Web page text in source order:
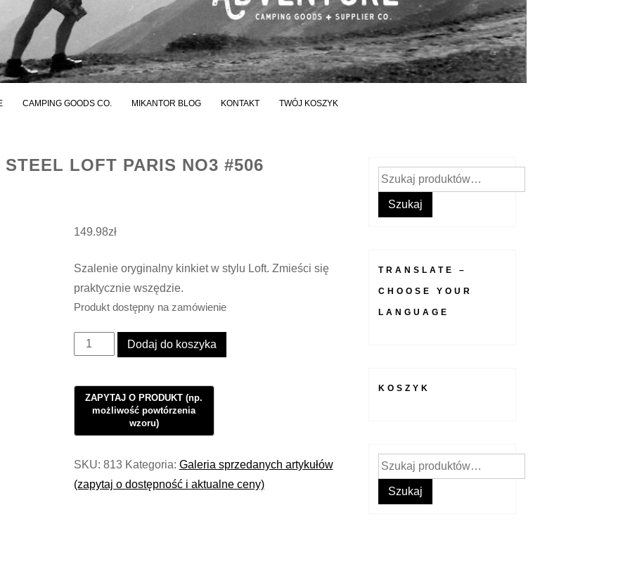
CAMPING GOODS CO. MIKANTOR BLOG KONTAKT TWÓJ KOSZYK
LOFT PARIS NO3 #506
149.98zł
Szalenie oryginalny kinkiet w stylu Loft. Zmieści się
praktycznie wszędzie.
Produkt dostępny na zamówienie
ilość
Steel
Paris
No3
#506
Dodaj do koszyka
SKU: 813 Kategoria: Galeria sprzedanych artykułów
(zapytaj o dostępność i aktualne ceny)
Szukaj:
Szukaj
TRANSLATE –
CHOOSE YOUR
LANGUAGE
KOSZYK
Szukaj:
Szukaj